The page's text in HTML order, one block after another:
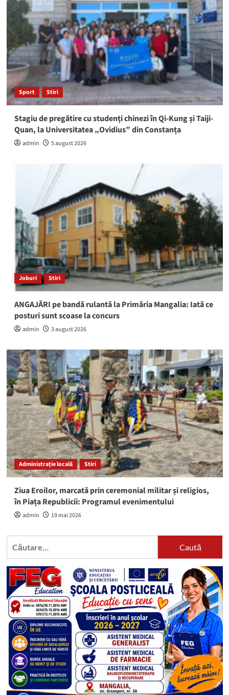
Sport Stiri
Stagiu de pregătire cu studenți chinezi în Qi-Kung și Taiji-
Quan, la Universitatea „Ovidius” din Constanța
admin 5 august 2026
Joburi Stiri
ANGAJĂRI pe bandă rulantă la Primăria Mangalia: Iată ce
posturi sunt scoase la concurs
admin 3 august 2026
Administrație locală Stiri
Ziua Eroilor, marcată prin ceremonial militar și religios,
în Piața Republicii: Programul evenimentului
admin 19 mai 2026
Caută